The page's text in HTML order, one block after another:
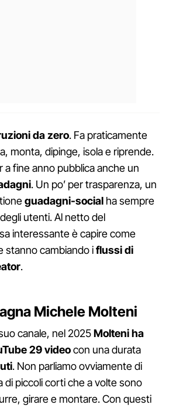
da zero. Fa praticamente
monta, dipinge, isola e riprende.
a fine anno pubblica anche un
. Un po’ per trasparenza, un
guadagni-social ha sempre
utenti. Al netto del
interessante è capire come
stanno cambiando iflussi di
.
Michele Molteni
canale, nel 2025Molteni ha
29 videocon una durata
. Non parliamo ovviamente di
di piccoli corti che a volte sono
girare e montare. Con questi